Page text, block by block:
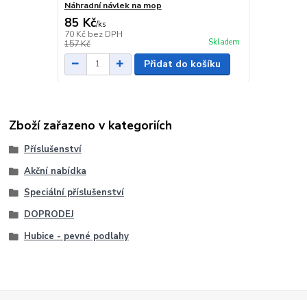
Náhradní návlek na mop
157 Kč
85 Kč/ks
70 Kč bez DPH
Skladem
Přidat do košíku
Zboží zařazeno v kategoriích
Příslušenství
Akční nabídka
Speciální příslušenství
DOPRODEJ
Hubice - pevné podlahy